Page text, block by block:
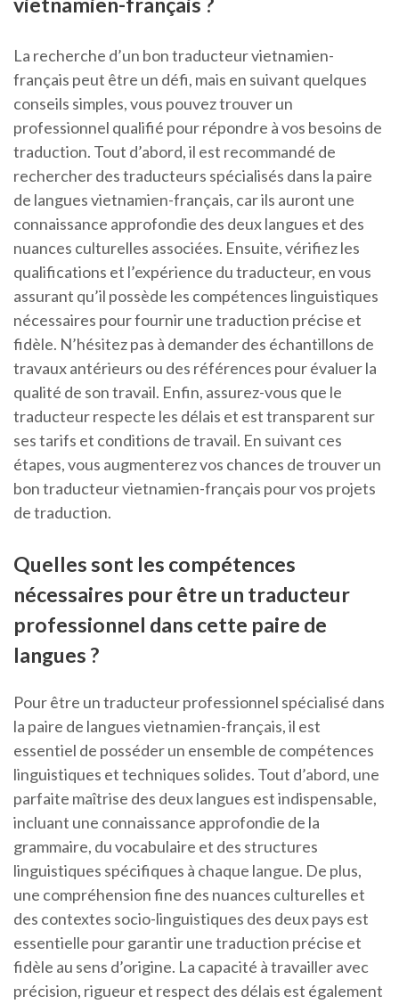
La recherche d’un bon traducteur vietnamien-
français peut être un défi, mais en suivant quelques
conseils simples, vous pouvez trouver un
professionnel qualifié pour répondre à vos besoins de
traduction. Tout d’abord, il est recommandé de
rechercher des traducteurs spécialisés dans la paire
de langues vietnamien-français, car ils auront une
connaissance approfondie des deux langues et des
nuances culturelles associées. Ensuite, vérifiez les
qualifications et l’expérience du traducteur, en vous
assurant qu’il possède les compétences linguistiques
nécessaires pour fournir une traduction précise et
fidèle. N’hésitez pas à demander des échantillons de
travaux antérieurs ou des références pour évaluer la
qualité de son travail. Enfin, assurez-vous que le
traducteur respecte les délais et est transparent sur
ses tarifs et conditions de travail. En suivant ces
étapes, vous augmenterez vos chances de trouver un
bon traducteur vietnamien-français pour vos projets
de traduction.
Quelles sont les compétences
nécessaires pour être un traducteur
professionnel dans cette paire de
langues ?
Pour être un traducteur professionnel spécialisé dans
la paire de langues vietnamien-français, il est
essentiel de posséder un ensemble de compétences
linguistiques et techniques solides. Tout d’abord, une
parfaite maîtrise des deux langues est indispensable,
incluant une connaissance approfondie de la
grammaire, du vocabulaire et des structures
linguistiques spécifiques à chaque langue. De plus,
une compréhension fine des nuances culturelles et
des contextes socio-linguistiques des deux pays est
essentielle pour garantir une traduction précise et
fidèle au sens d’origine. La capacité à travailler avec
précision, rigueur et respect des délais est également